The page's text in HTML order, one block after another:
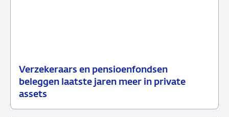
Verzekeraars en pensioenfondsen
beleggen laatste jaren meer in private
assets
15
juli
Nieuwsbericht
toezicht